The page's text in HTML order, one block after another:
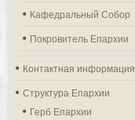
Кафедральный Собор
Покровитель Епархии
Контактная информация
Структура Епархии
Герб Епархии